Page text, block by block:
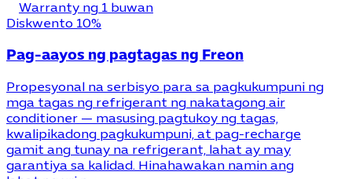
Warranty ng 1 buwan
Diskwento 10%
Pag-aayos ng pagtagas ng Freon
Propesyonal na serbisyo para sa pagkukumpuni ng
mga tagas ng refrigerant ng nakatagong air
conditioner — masusing pagtukoy ng tagas,
kwalipikadong pagkukumpuni, at pag-recharge
gamit ang tunay na refrigerant, lahat ay may
garantiya sa kalidad. Hinahawakan namin ang